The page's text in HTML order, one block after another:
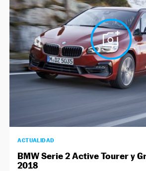
NEWSLETTER
SÍGUENOS
ACTUALIDAD
BMW Serie 2 Active Tourer y
2018